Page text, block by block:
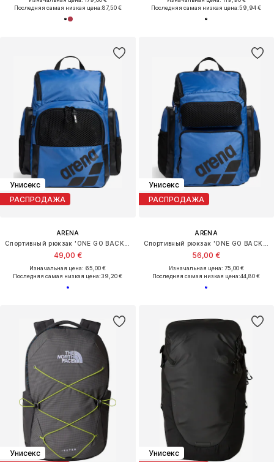
Последняя самая низкая цена:87,50 €
Последняя самая низкая цена:59,94 €
Унисекс
РАСПРОДАЖА
ARENA
49,00 €
Изначальная цена: 65,00 €
Последняя самая низкая цена:39,20 €
Унисекс
РАСПРОДАЖА
ARENA
56,00 €
Изначальная цена: 75,00 €
Последняя самая низкая цена:44,80 €
Унисекс
Унисекс